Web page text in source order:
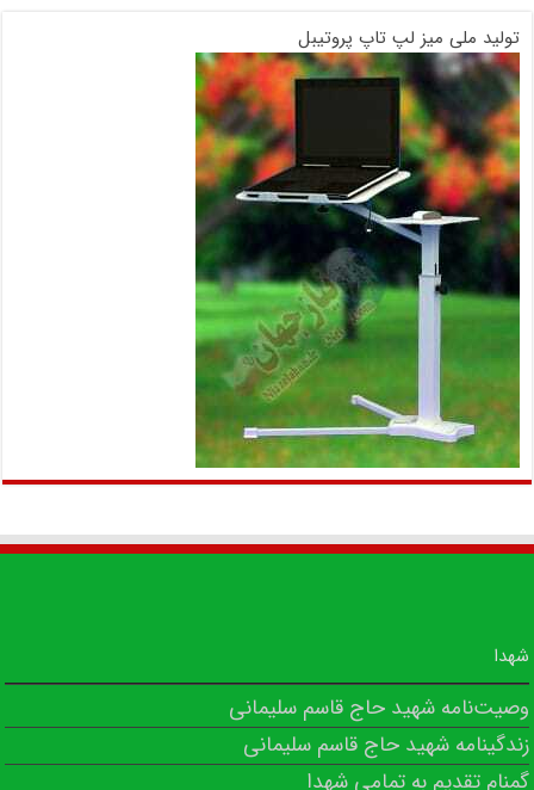
تولید ملی میز لپ تاپ پروتیبل
شهدا
وصیت‌نامه شهید حاج قاسم سلیمانی
زندگینامه شهید حاج قاسم سلیمانی
گمنام تقدیم به تمامی شهدا